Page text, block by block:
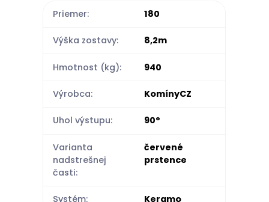
Priemer: 180
Výška zostavy: 8,2m
Hmotnost (kg): 940
Výrobca: KomínyCZ
Uhol výstupu: 90°
Varianta
nadstrešnej
časti:
červené
prstence
Systém: Keramo